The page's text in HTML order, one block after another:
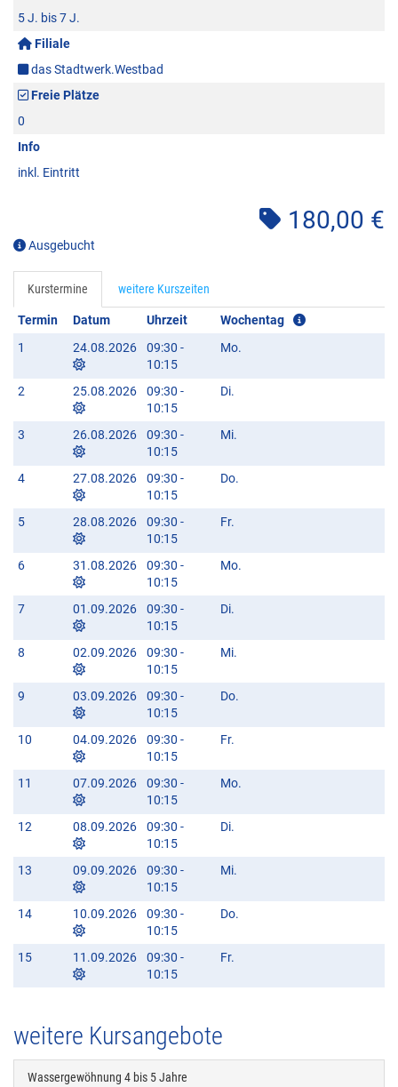
5 J. bis 7 J.
Filiale
das Stadtwerk.Westbad
Freie Plätze
0
Info
inkl. Eintritt
180,00 €
Ausgebucht
Kurstermine weitere Kurszeiten
Termin Datum Uhrzeit
Wochentag
1
24.08.2026
09:30 -
10:15
Mo.
2 25.08.2026
09:30 -
10:15
Di.
3 26.08.2026
09:30 -
10:15
Mi.
4 27.08.2026
09:30 -
10:15
Do.
5 28.08.2026
09:30 -
10:15
Fr.
6 31.08.2026
09:30 -
10:15
Mo.
7 01.09.2026
09:30 -
10:15
Di.
8 02.09.2026
09:30 -
10:15
Mi.
9 03.09.2026
09:30 -
10:15
Do.
10 04.09.2026
09:30 -
10:15
Fr.
11 07.09.2026
09:30 -
10:15
Mo.
12 08.09.2026
09:30 -
10:15
Di.
13 09.09.2026
09:30 -
10:15
Mi.
14 10.09.2026
09:30 -
10:15
Do.
15 11.09.2026
09:30 -
10:15
Fr.
weitere Kursangebote
Wassergewöhnung 4 bis 5 Jahre